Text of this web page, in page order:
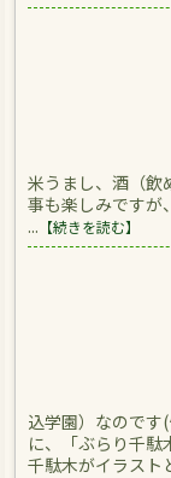
米うまし、酒（飲
事も楽しみですが
... 【続きを読む】
込学園）なのです
に、「ぶらり千駄
千駄木がイラスト